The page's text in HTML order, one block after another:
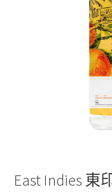
East Indies 東